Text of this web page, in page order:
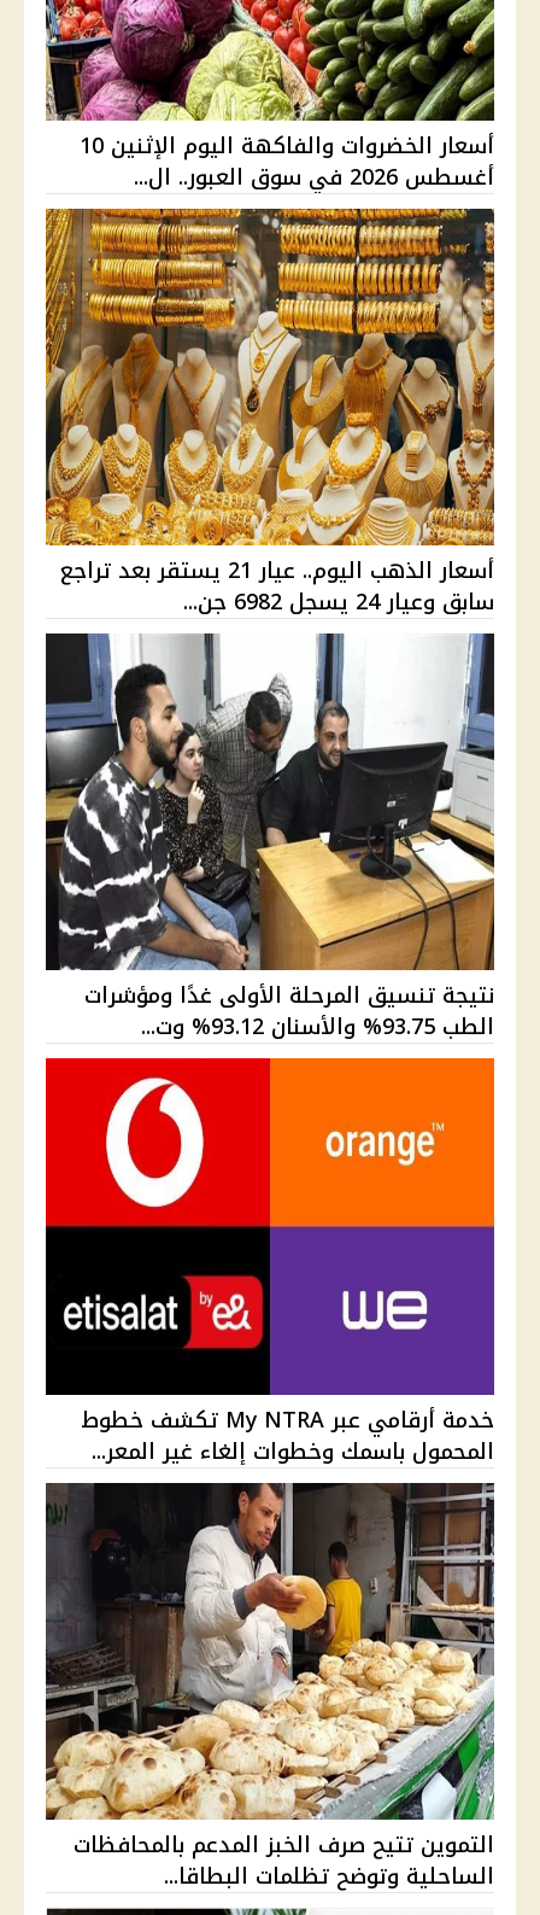
أسعار الخضروات والفاكهة اليوم الإثنين 10
أغسطس 2026 في سوق العبور.. ال...
أسعار الذهب اليوم.. عيار 21 يستقر بعد تراجع
سابق وعيار 24 يسجل 6982 جن...
نتيجة تنسيق المرحلة الأولى غدًا ومؤشرات
الطب 93.75% والأسنان 93.12% وت...
خدمة أرقامي عبر My NTRA تكشف خطوط
المحمول باسمك وخطوات إلغاء غير المعر...
التموين تتيح صرف الخبز المدعم بالمحافظات
الساحلية وتوضح تظلمات البطاقا...